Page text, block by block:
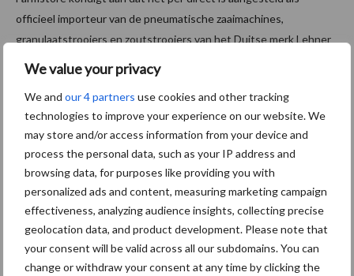
We value your privacy
We and our 4 partners use cookies and other tracking
technologies to improve your experience on our website. We
may store and/or access information from your device and
process the personal data, such as your IP address and
browsing data, for purposes like providing you with
personalized ads and content, measuring marketing campaign
effectiveness, analyzing audience insights, collecting precise
geolocation data, and product development. Please note that
your consent will be valid across all our subdomains. You can
change or withdraw your consent at any time by clicking the
officieel importeur van de pneumatische zaaimachines,
granulaatstrooiers en zoutstrooiers van het Duitse merk Lehner
Steenbe
rgen
Mechani
satie
naast
Fendt
ook
21 januari 2026